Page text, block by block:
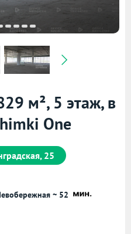
м², 5 этаж, в
One
25
~ 52